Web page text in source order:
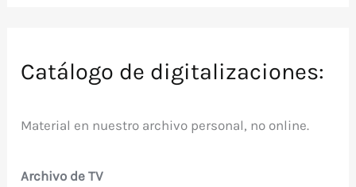
Catálogo de digitalizaciones:
Material en nuestro archivo personal, no online.
Archivo de TV